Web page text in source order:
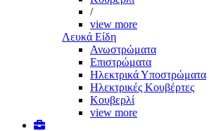
/
view more
Λευκά Είδη
Ανωστρώματα
Επιστρώματα
Ηλεκτρικά Υποστρώματα
Ηλεκτρικές Κουβέρτες
Κουβερλί
view more